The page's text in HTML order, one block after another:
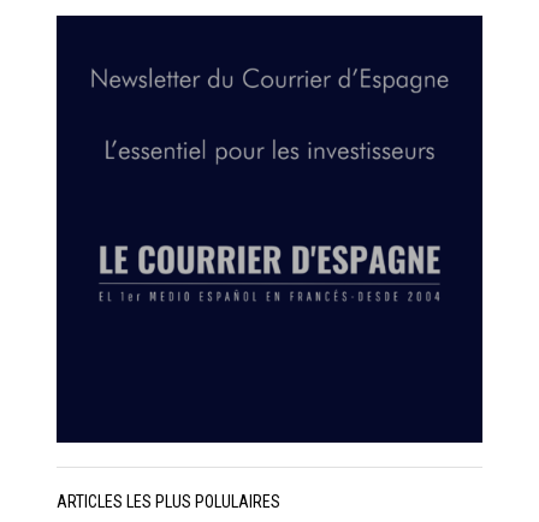
ARTICLES LES PLUS POLULAIRES